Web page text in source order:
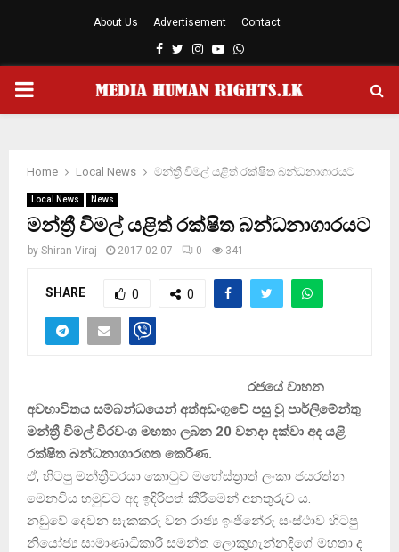
About Us Advertisement Contact
Facebook
TwitterInstagram
YoutubeWhatsapp
PRIMARY
Home Local News මන්ත්‍රී විමල් යළිත් රක්ෂිත බන්ධනාගාරයට
Local News News
මන්ත්‍රී විමල් යළිත් රක්ෂිත බන්ධනාගාරයට
by Shiran Viraj 2017-02-07 0 341
SHARE 0 0
රජයේ වාහන
අවභාවිතය සම්බන්ධයෙන් අත්අඩංගුවේ පසු වූ පාර්ලිමේන්තු
මන්ත්‍රී විමල් වීරවංශ මහතා ලබන 20 වනදා දක්වා අද යළි
රක්ෂිත බන්ධනාගාරගත කෙරිණ.
ඒ, හිටපු මන්ත්‍රීවරයා කොටුව මහේස්ත්‍රාත් ලංකා ජයරත්න
මෙනවිය හමුවට අද ඉදිරිපත් කීරීමෙන් අනතුරුව ය.
නඩුවේ දෙවන සැකකරු වන රාජ්‍ය ඉංජිනේරු සංස්ථාව හිටපු
නියෝජ්‍ය සාමාණාධිකාරී සමන්ත ලොකුහැන්නදිගේ මහතා ද